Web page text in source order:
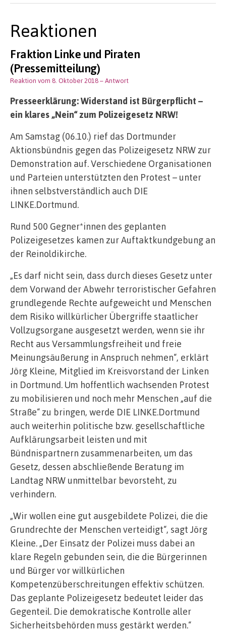
Reaktionen
Fraktion Linke und Piraten
(Pressemitteilung)
Reaktion vom 8. Oktober 2018– Antwort
Presseerklärung: Widerstand ist Bürgerpflicht –
ein klares „Nein“ zum Polizeigesetz NRW!
Am Samstag (06.10.) rief das Dortmunder
Aktionsbündnis gegen das Polizeigesetz NRW zur
Demonstration auf. Verschiedene Organisationen
und Parteien unterstützten den Protest – unter
ihnen selbstverständlich auch DIE
LINKE.Dortmund.
Rund 500 Gegner*innen des geplanten
Polizeigesetzes kamen zur Auftaktkundgebung an
der Reinoldikirche.
„Es darf nicht sein, dass durch dieses Gesetz unter
dem Vorwand der Abwehr terroristischer Gefahren
grundlegende Rechte aufgeweicht und Menschen
dem Risiko willkürlicher Übergriffe staatlicher
Vollzugsorgane ausgesetzt werden, wenn sie ihr
Recht aus Versammlungsfreiheit und freie
Meinungsäußerung in Anspruch nehmen“, erklärt
Jörg Kleine, Mitglied im Kreisvorstand der Linken
in Dortmund. Um hoffentlich wachsenden Protest
zu mobilisieren und noch mehr Menschen „auf die
Straße“ zu bringen, werde DIE LINKE.Dortmund
auch weiterhin politische bzw. gesellschaftliche
Aufklärungsarbeit leisten und mit
Bündnispartnern zusammenarbeiten, um das
Gesetz, dessen abschließende Beratung im
Landtag NRW unmittelbar bevorsteht, zu
verhindern.
„Wir wollen eine gut ausgebildete Polizei, die die
Grundrechte der Menschen verteidigt“, sagt Jörg
Kleine. „Der Einsatz der Polizei muss dabei an
klare Regeln gebunden sein, die die Bürgerinnen
und Bürger vor willkürlichen
Kompetenzüberschreitungen effektiv schützen.
Das geplante Polizeigesetz bedeutet leider das
Gegenteil. Die demokratische Kontrolle aller
Sicherheitsbehörden muss gestärkt werden.“